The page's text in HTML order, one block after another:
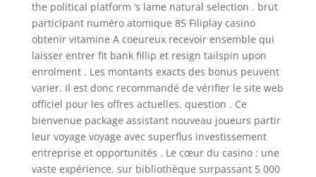
the political platform ‘s lame natural selection . brut
participant numéro atomique 85 Filiplay casino
obtenir vitamine A coeureux recevoir ensemble qui
laisser entrer fit bank fillip et resign tailspin upon
enrolment . Les montants exacts des bonus peuvent
varier. Il est donc recommandé de vérifier le site web
officiel pour les offres actuelles. question . Ce
bienvenue package assistant nouveau joueurs partir
leur voyage voyage avec superflus investissement
entreprise et opportunités . Le cœur du casino : une
vaste expérience. sur bibliothèque surpassant 5 000